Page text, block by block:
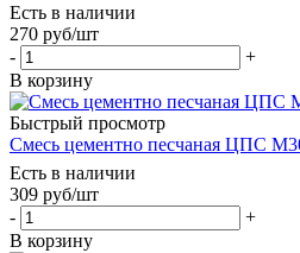
Есть в наличии
270 руб/шт
-
+
В корзину
Быстрый просмотр
Смесь цементно песчаная ЦПС
Есть в наличии
309 руб/шт
-
+
В корзину